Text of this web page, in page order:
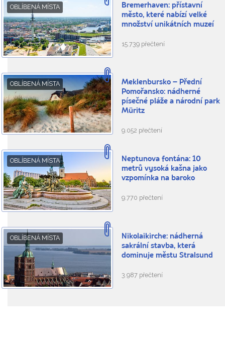
OBLÍBENÁ MÍSTA
Bremerhaven: přístavní
město, které nabízí velké
množství unikátních muzeí
15.739 přečtení
OBLÍBENÁ MÍSTA
Meklenbursko – Přední
Pomořansko: nádherné
písečné pláže a národní park
Müritz
9.052 přečtení
OBLÍBENÁ MÍSTA
Neptunova fontána: 10
metrů vysoká kašna jako
vzpomínka na baroko
9.770 přečtení
OBLÍBENÁ MÍSTA
Nikolaikirche: nádherná
sakrální stavba, která
dominuje městu Stralsund
3.987 přečtení